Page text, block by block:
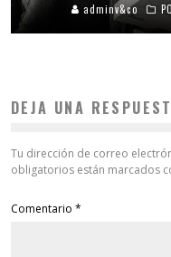
adminv&co
DEJA UNA
Tu dirección de correo
obligatorios están marcados
Comentario *